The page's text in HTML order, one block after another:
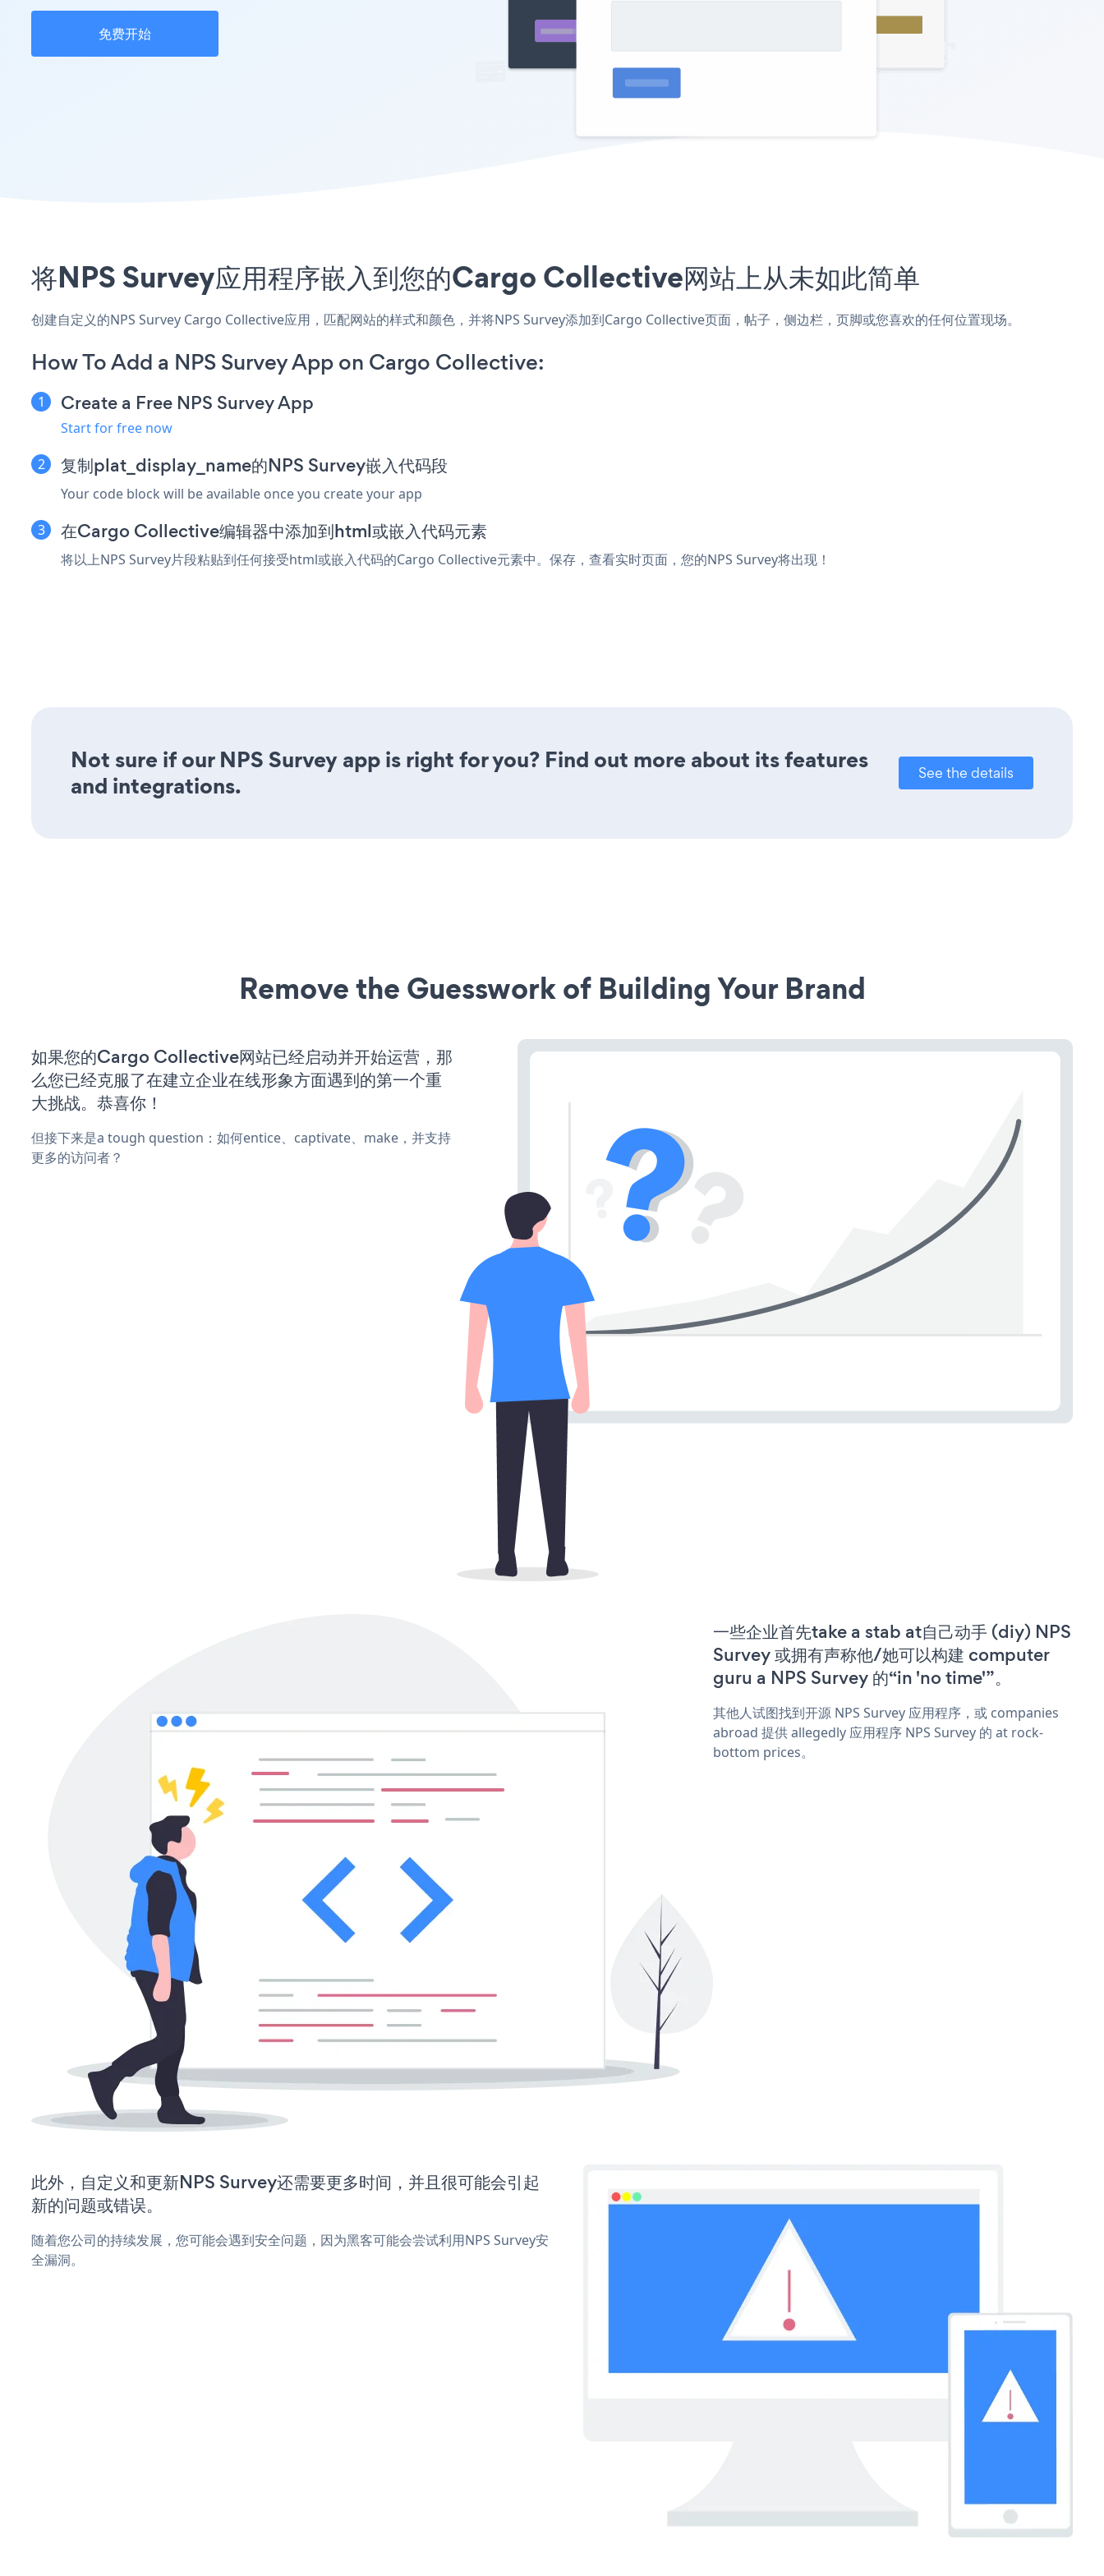
免费开始
将NPS Survey应用程序嵌入到您的Cargo Collective网站上从未如此简单
创建自定义的NPS Survey Cargo Collective应用，匹配网站的样式和颜色，并将NPS Survey添加到Cargo Collective页面，帖子，侧边栏，页脚或您喜欢的任何位置现场。
How To Add a NPS Survey App on Cargo Collective:
Create a Free NPS Survey App
Start for free now
复制plat_display_name的NPS Survey嵌入代码段
Your code block will be available once you create your app
在Cargo Collective编辑器中添加到html或嵌入代码元素
将以上NPS Survey片段粘贴到任何接受html或嵌入代码的Cargo Collective元素中。保存，查看实时页面，您的NPS Survey将出现！
Not sure if our NPS Survey app is right for you? Find out more about its features
and integrations.
See the details
Remove the Guesswork of Building Your Brand
如果您的Cargo Collective网站已经启动并开始运营，那
么您已经克服了在建立企业在线形象方面遇到的第一个重
大挑战。恭喜你！
但接下来是a tough question：如何entice、captivate、make，并支持
更多的访问者？
一些企业首先take a stab at自己动手 (diy) NPS
Survey 或拥有声称他/她可以构建 computer
guru a NPS Survey 的“in 'no time'”。
其他人试图找到开源 NPS Survey 应用程序，或 companies
abroad 提供 allegedly 应用程序 NPS Survey 的 at rock-
bottom prices。
此外，自定义和更新NPS Survey还需要更多时间，并且很可能会引起
新的问题或错误。
随着您公司的持续发展，您可能会遇到安全问题，因为黑客可能会尝试利用NPS Survey安
全漏洞。